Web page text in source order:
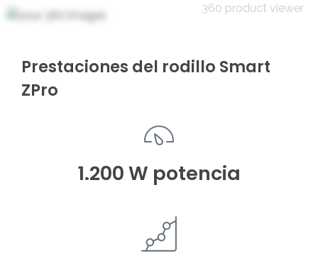
360 product viewer
Prestaciones del rodillo Smart
ZPro
1.200 W potencia